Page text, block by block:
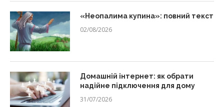
«Неопалима купина»: повний текст
02/08/2026
Домашній інтернет: як обрати
надійне підключення для дому
31/07/2026